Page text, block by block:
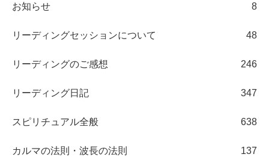
お知らせ 8
リーディングセッションについて 48
リーディングのご感想 246
リーディング日記 347
スピリチュアル全般 638
カルマの法則・波長の法則 137